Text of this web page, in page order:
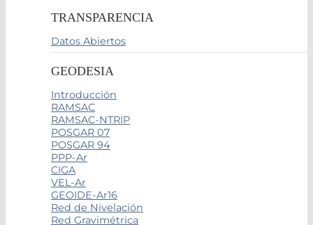
TRANSPARENCIA
Datos Abiertos
GEODESIA
Introducción
RAMSAC
RAMSAC-NTRIP
POSGAR 07
POSGAR 94
PPP-Ar
CIGA
VEL-Ar
GEOIDE-Ar16
Red de Nivelación
Red Gravimétrica